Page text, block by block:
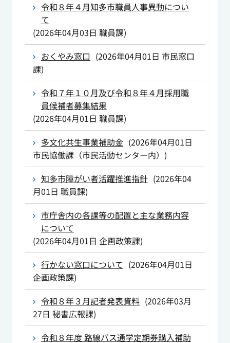
令和８年４月知多市職員人事異動につい
て
(2026年04月03日 職員課)
おくやみ窓口 (2026年04月01日 市民窓口
課)
令和７年１０月及び令和８年４月採用職
員候補者募集結果
(2026年04月01日 職員課)
多文化共生事業補助金 (2026年04月01日
市民協働課（市民活動センター内） )
知多市障がい者活躍推進指針 (2026年04
月01日 職員課)
市庁舎内の各課等の配置と主な業務内容
について
(2026年04月01日 企画政策課)
行かない窓口について (2026年04月01日
企画政策課)
令和８年３月記者発表資料 (2026年03月
27日 秘書広報課)
令和８年度 路線バス通学定期券購入補助